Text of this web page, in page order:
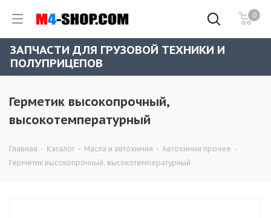
0
ЗАПЧАСТИ ДЛЯ ГРУЗОВОЙ ТЕХНИКИ И
ПОЛУПРИЦЕПОВ
Герметик высокопрочный,
высокотемпературный
Главная - Каталог - Масла и автохимия - Автохимия прочее -
Герметик высокопрочный, высокотемпературный